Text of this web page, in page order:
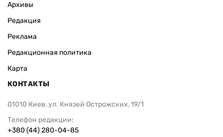
Архивы
Редакция
Реклама
Редакционная политика
Карта
КОНТАКТЫ
01010 Киев, ул. Князей Острожских, 19/1
Телефон редакции:
+380 (44) 280-04-85